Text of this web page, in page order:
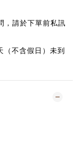
，請於下單前私訊
（不含假日）未到